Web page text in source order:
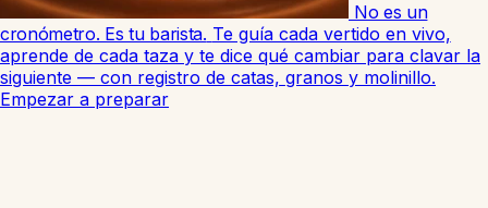
No es un
cronómetro. Es tu barista. Te guía cada vertido en vivo,
aprende de cada taza y te dice qué cambiar para clavar la
siguiente — con registro de catas, granos y molinillo.
Empezar a preparar